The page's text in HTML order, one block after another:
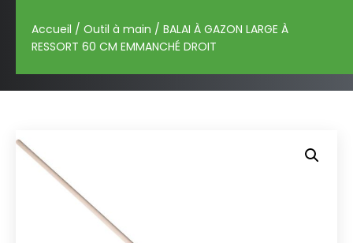
Accueil / Outil à main / BALAI À GAZON LARGE À
RESSORT 60 CM EMMANCHÉ DROIT